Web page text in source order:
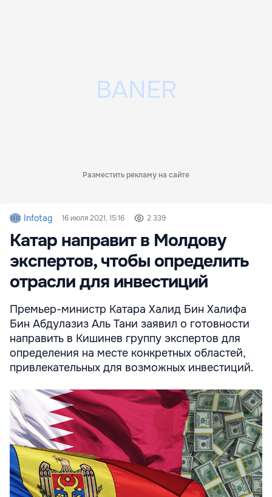
Разместить рекламу на сайте
Infotag 16 июля 2021, 15:16 2 339
Катар направит в Молдову
экспертов, чтобы определить
отрасли для инвестиций
Премьер-министр Катара Халид Бин Халифа
Бин Абдулазиз Аль Тани заявил о готовности
направить в Кишинев группу экспертов для
определения на месте конкретных областей,
привлекательных для возможных инвестиций.